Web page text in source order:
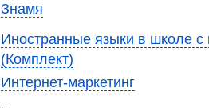
Знамя
Иностранные языки в школе
(Комплект)
Интернет-маркетинг